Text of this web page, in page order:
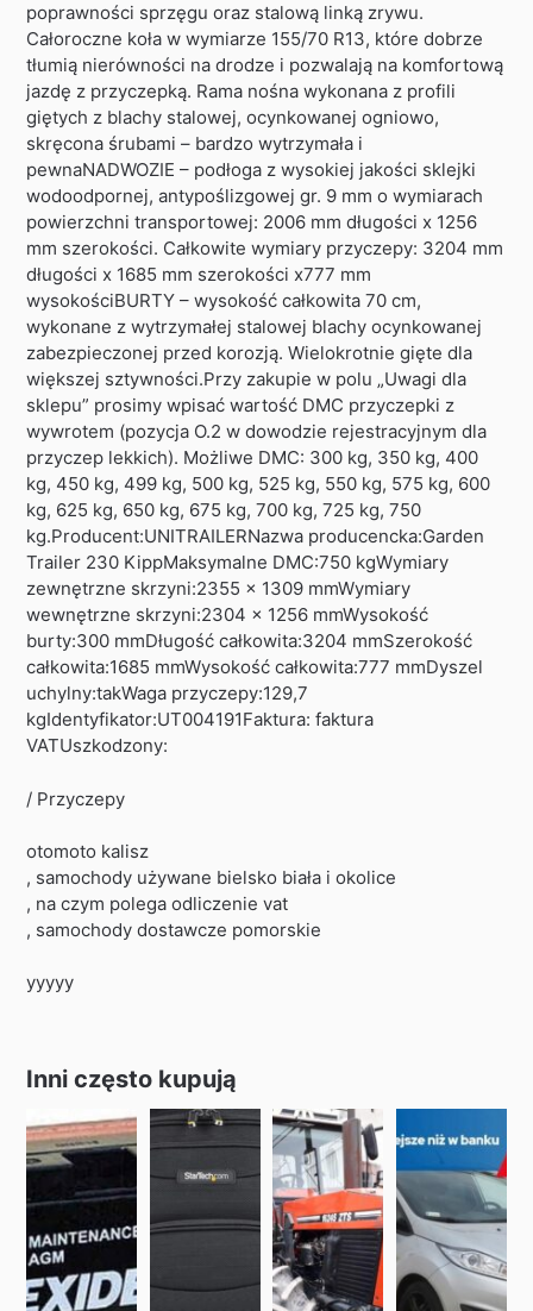
poprawności sprzęgu oraz stalową linką zrywu.
Całoroczne koła w wymiarze 155/70 R13, które dobrze
tłumią nierówności na drodze i pozwalają na komfortową
jazdę z przyczepką. Rama nośna wykonana z profili
giętych z blachy stalowej, ocynkowanej ogniowo,
skręcona śrubami – bardzo wytrzymała i
pewnaNADWOZIE – podłoga z wysokiej jakości sklejki
wodoodpornej, antypoślizgowej gr. 9 mm o wymiarach
powierzchni transportowej: 2006 mm długości x 1256
mm szerokości. Całkowite wymiary przyczepy: 3204 mm
długości x 1685 mm szerokości x777 mm
wysokościBURTY – wysokość całkowita 70 cm,
wykonane z wytrzymałej stalowej blachy ocynkowanej
zabezpieczonej przed korozją. Wielokrotnie gięte dla
większej sztywności.Przy zakupie w polu „Uwagi dla
sklepu” prosimy wpisać wartość DMC przyczepki z
wywrotem (pozycja O.2 w dowodzie rejestracyjnym dla
przyczep lekkich). Możliwe DMC: 300 kg, 350 kg, 400
kg, 450 kg, 499 kg, 500 kg, 525 kg, 550 kg, 575 kg, 600
kg, 625 kg, 650 kg, 675 kg, 700 kg, 725 kg, 750
kg.Producent:UNITRAILERNazwa producencka:Garden
Trailer 230 KippMaksymalne DMC:750 kgWymiary
zewnętrzne skrzyni:2355 x 1309 mmWymiary
wewnętrzne skrzyni:2304 x 1256 mmWysokość
burty:300 mmDługość całkowita:3204 mmSzerokość
całkowita:1685 mmWysokość całkowita:777 mmDyszel
uchylny:takWaga przyczepy:129,7
kgIdentyfikator:UT004191Faktura: faktura
VATUszkodzony:
/ Przyczepy
otomoto kalisz
, samochody używane bielsko biała i okolice
, na czym polega odliczenie vat
, samochody dostawcze pomorskie
yyyyy
Inni często kupują